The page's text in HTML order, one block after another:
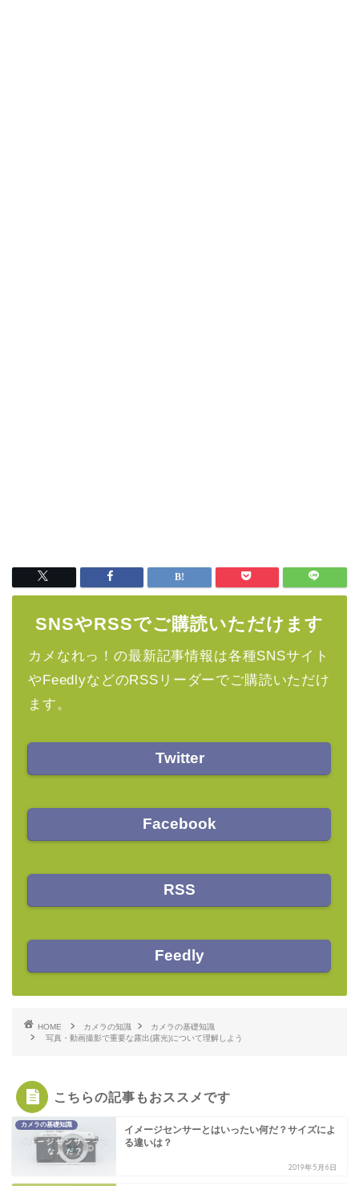
SNSやRSSでご購読いただけます
カメなれっ！の最新記事情報は各種SNSサイト
やFeedlyなどのRSSリーダーでご購読いただけ
ます。
Twitter
Facebook
RSS
Feedly
HOME カメラの知識
カメラの基礎知識
写真・動画撮影で重要な露出(露光)について理解しよう
こちらの記事もおススメです
カメラの基礎知識
イメージセンサーとはいったい何だ？サイズによ
る違いは？
2019年5月6日